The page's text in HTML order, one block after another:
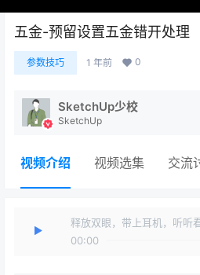
五金-预留设置五金错开处理
参数技巧 1 年前 0
SketchUp少校
SketchUp
视频介绍 视频选集 交流
释放双眼，带上耳机，听听
00:00